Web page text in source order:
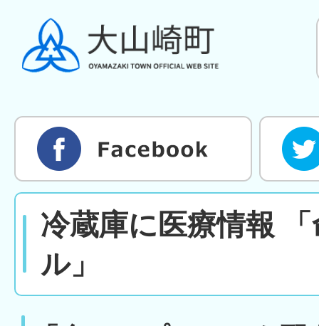
冷蔵庫に医療情報
ル」